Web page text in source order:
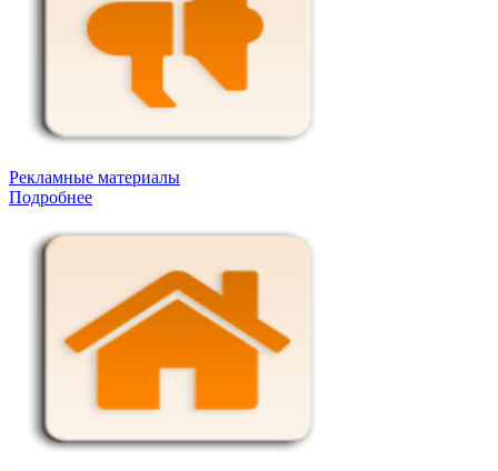
Рекламные материалы
Подробнее